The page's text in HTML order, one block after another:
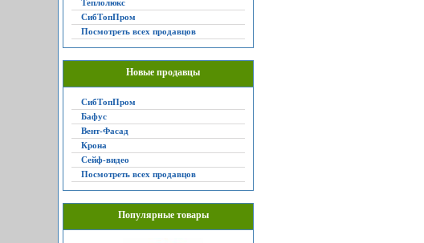
Теплолюкс
СибТопПром
Посмотреть всех продавцов
Новые продавцы
СибТопПром
Бафус
Вент-Фасад
Крона
Сейф-видео
Посмотреть всех продавцов
Популярные товары